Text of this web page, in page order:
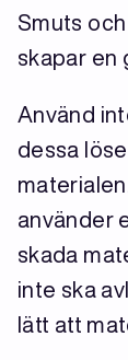
Smuts
skapar en
Använd
dessa
använder
skada
inte ska
lätt att